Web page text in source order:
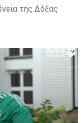
της Δόξας